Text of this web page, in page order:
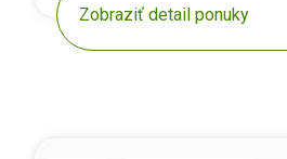
Zobraziť detail ponuky